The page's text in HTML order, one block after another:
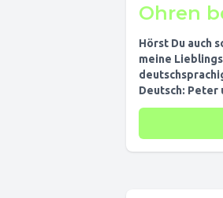
Ohren
Hörst Du auch
meine
Deutsch: Peter und der Wald Reisen Reisen